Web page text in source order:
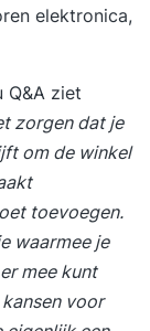
elektronica,
Q&A ziet
zorgen dat je
om de winkel
toevoegen.
waarmee je
mee kunt
voor